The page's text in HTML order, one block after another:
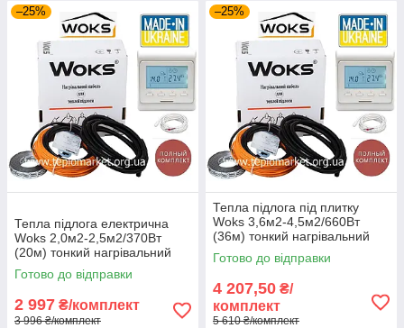
–25%
Тепла підлога електрична
Woks 2,0м2-2,5м2/370Вт
(20м) тонкий нагрівальний
кабель під
плитку+терморегулятор E51
Готово до відправки
2 997 ₴/комплект
3 996 ₴/комплект
–25%
Тепла підлога під плитку
Woks 3,6м2-4,5м2/660Вт
(36м) тонкий нагрівальний
кабель +терморегулятор E51
Готово до відправки
4 207,50 ₴/
комплект
5 610 ₴/комплект